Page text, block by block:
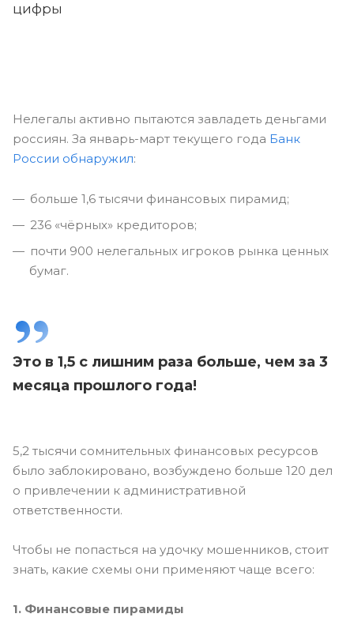
цифры
Нелегалы активно пытаются завладеть деньгами
россиян. За январь-март текущего года Банк
России обнаружил:
больше 1,6 тысячи финансовых пирамид;
236 «чёрных» кредиторов;
почти 900 нелегальных игроков рынка ценных
бумаг.
Это в 1,5 с лишним раза больше, чем за 3
месяца прошлого года!
5,2 тысячи сомнительных финансовых ресурсов
было заблокировано, возбуждено больше 120 дел
о привлечении к административной
ответственности.
Чтобы не попасться на удочку мошенников, стоит
знать, какие схемы они применяют чаще всего:
1. Финансовые пирамиды